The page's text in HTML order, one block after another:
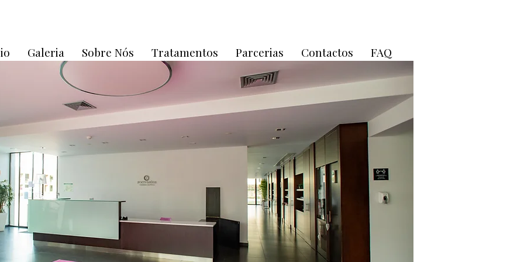
Galeria Sobre Nós Tratamentos Parcerias Contactos FAQ